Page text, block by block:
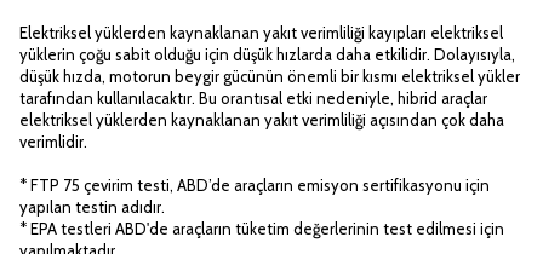
Elektriksel yüklerden kaynaklanan yakıt verimliliği kayıpları elektriksel
yüklerin çoğu sabit olduğu için düşük hızlarda daha etkilidir. Dolayısıyla,
düşük hızda, motorun beygir gücünün önemli bir kısmı elektriksel yükler
tarafından kullanılacaktır. Bu orantısal etki nedeniyle, hibrid araçlar
elektriksel yüklerden kaynaklanan yakıt verimliliği açısından çok daha
verimlidir.
* FTP 75 çevirim testi, ABD’de araçların emisyon sertifikasyonu için
yapılan testin adıdır.
* EPA testleri ABD'de araçların tüketim değerlerinin test edilmesi için
yapılmaktadır.